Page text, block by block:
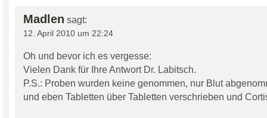
Madlen sagt:
12. April 2010 um 22:24
Oh und bevor ich es vergesse:
Vielen Dank für Ihre Antwort Dr. Labitsch.
P.S.: Proben wurden keine genommen, nur Blut
und eben Tabletten über Tabletten verschrieben und